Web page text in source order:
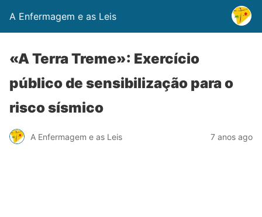
A Enfermagem e as Leis
«A Terra Treme»: Exercício
público de sensibilização para o
risco sísmico
A Enfermagem e as Leis 7 anos ago